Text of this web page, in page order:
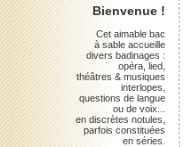
Bienvenue !
Cet aimable bac
à sable accueille
divers badinages :
opéra, lied,
théâtres & musiques
interlopes,
questions de langue
ou de voix...
en discrètes notules,
parfois constituées
en séries.